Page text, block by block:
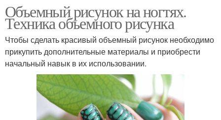
Объемный рисунок на ногтях.
Техника объемного рисунка
Чтобы сделать красивый объемный рисунок необходимо
прикупить дополнительные материалы и приобрести
начальный навык в их использовании.